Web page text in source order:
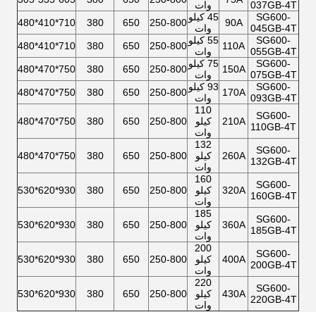
037GB-4T
وات
SG600-
045GB-4T
90A
45 کیلو
وات
250-800
650
380
710*410*480
SG600-
055GB-4T
110A
55 کیلو
وات
250-800
650
380
710*410*480
SG600-
075GB-4T
150A
75 کیلو
وات
250-800
650
380
750*470*480
SG600-
093GB-4T
170A
93 کیلو
وات
250-800
650
380
750*470*480
SG600-
110GB-4T
210A
110
کیلو
وات
250-800
650
380
750*470*480
SG600-
132GB-4T
260A
132
کیلو
وات
250-800
650
380
750*470*480
SG600-
160GB-4T
320A
160
کیلو
وات
250-800
650
380
930*620*530
SG600-
185GB-4T
360A
185
کیلو
وات
250-800
650
380
930*620*530
SG600-
200GB-4T
400A
200
کیلو
وات
250-800
650
380
930*620*530
SG600-
220GB-4T
430A
220
کیلو
وات
250-800
650
380
930*620*530